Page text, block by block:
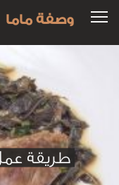
وصفة ماما
طريقة